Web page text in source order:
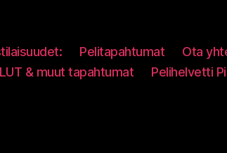
Pelitapahtumat Ota
& muut tapahtumat
Pelihelvetti